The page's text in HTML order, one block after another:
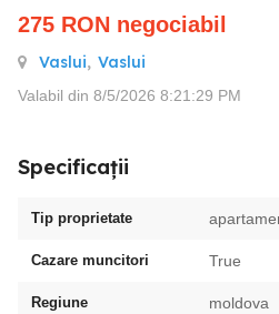
275 RON negociabil
Vaslui, Vaslui
Valabil din 8/5/2026 8:21:29 PM
Specificații
Tip proprietate
Cazare muncitori True
Regiune moldova